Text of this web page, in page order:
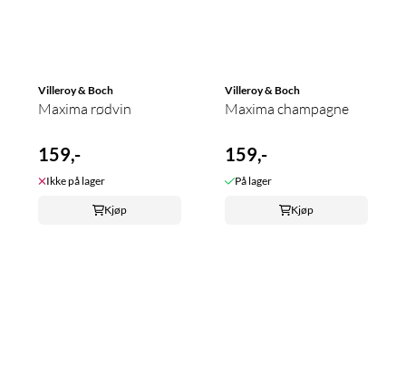
Villeroy & Boch
Maxima rødvin
159,-
Ikke på lager
Kjøp
Villeroy & Boch
Maxima champagne
159,-
På lager
Kjøp